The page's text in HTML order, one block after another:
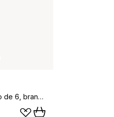
Tigela trio Vapiano, conjunto de 6, branco